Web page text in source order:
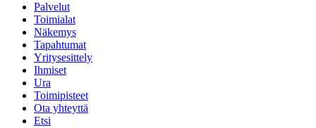
Palvelut
Toimialat
Näkemys
Tapahtumat
Yritysesittely
Ihmiset
Ura
Toimipisteet
Ota yhteyttä
Etsi